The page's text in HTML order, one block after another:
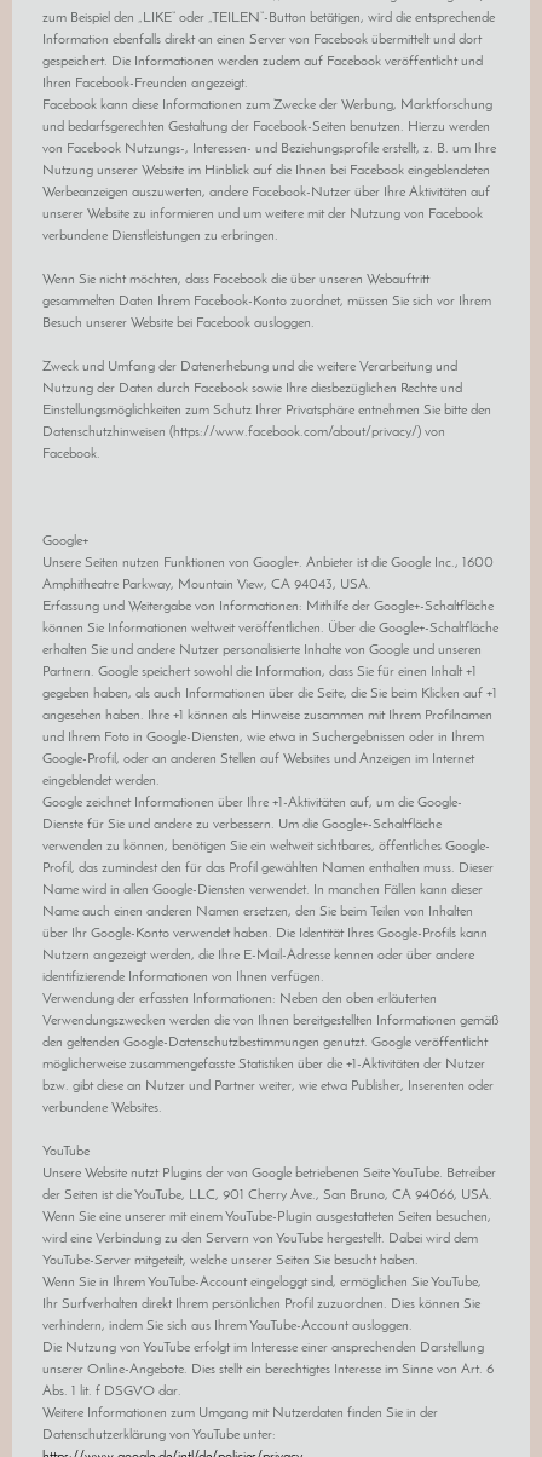
zum Beispiel den „LIKE“ oder „TEILEN“-Button betätigen, wird die entsprechende
Information ebenfalls direkt an einen Server von Facebook übermittelt und dort
gespeichert. Die Informationen werden zudem auf Facebook veröffentlicht und
Ihren Facebook-Freunden angezeigt.
Facebook kann diese Informationen zum Zwecke der Werbung, Marktforschung
und bedarfsgerechten Gestaltung der Facebook-Seiten benutzen. Hierzu werden
von Facebook Nutzungs-, Interessen- und Beziehungsprofile erstellt, z. B. um Ihre
Nutzung unserer Website im Hinblick auf die Ihnen bei Facebook eingeblendeten
Werbeanzeigen auszuwerten, andere Facebook-Nutzer über Ihre Aktivitäten auf
unserer Website zu informieren und um weitere mit der Nutzung von Facebook
verbundene Dienstleistungen zu erbringen.
Wenn Sie nicht möchten, dass Facebook die über unseren Webauftritt
gesammelten Daten Ihrem Facebook-Konto zuordnet, müssen Sie sich vor Ihrem
Besuch unserer Website bei Facebook ausloggen.
Zweck und Umfang der Datenerhebung und die weitere Verarbeitung und
Nutzung der Daten durch Facebook sowie Ihre diesbezüglichen Rechte und
Einstellungsmöglichkeiten zum Schutz Ihrer Privatsphäre entnehmen Sie bitte den
Datenschutzhinweisen (https://www.facebook.com/about/privacy/) von
Facebook.
Google+
Unsere Seiten nutzen Funktionen von Google+. Anbieter ist die Google Inc., 1600
Amphitheatre Parkway, Mountain View, CA 94043, USA.
Erfassung und Weitergabe von Informationen: Mithilfe der Google+-Schaltfläche
können Sie Informationen weltweit veröffentlichen. Über die Google+-Schaltfläche
erhalten Sie und andere Nutzer personalisierte Inhalte von Google und unseren
Partnern. Google speichert sowohl die Information, dass Sie für einen Inhalt +1
gegeben haben, als auch Informationen über die Seite, die Sie beim Klicken auf +1
angesehen haben. Ihre +1 können als Hinweise zusammen mit Ihrem Profilnamen
und Ihrem Foto in Google-Diensten, wie etwa in Suchergebnissen oder in Ihrem
Google-Profil, oder an anderen Stellen auf Websites und Anzeigen im Internet
eingeblendet werden.
Google zeichnet Informationen über Ihre +1-Aktivitäten auf, um die Google-
Dienste für Sie und andere zu verbessern. Um die Google+-Schaltfläche
verwenden zu können, benötigen Sie ein weltweit sichtbares, öffentliches Google-
Profil, das zumindest den für das Profil gewählten Namen enthalten muss. Dieser
Name wird in allen Google-Diensten verwendet. In manchen Fällen kann dieser
Name auch einen anderen Namen ersetzen, den Sie beim Teilen von Inhalten
über Ihr Google-Konto verwendet haben. Die Identität Ihres Google-Profils kann
Nutzern angezeigt werden, die Ihre E-Mail-Adresse kennen oder über andere
identifizierende Informationen von Ihnen verfügen.
Verwendung der erfassten Informationen: Neben den oben erläuterten
Verwendungszwecken werden die von Ihnen bereitgestellten Informationen gemäß
den geltenden Google-Datenschutzbestimmungen genutzt. Google veröffentlicht
möglicherweise zusammengefasste Statistiken über die +1-Aktivitäten der Nutzer
bzw. gibt diese an Nutzer und Partner weiter, wie etwa Publisher, Inserenten oder
verbundene Websites.
YouTube
Unsere Website nutzt Plugins der von Google betriebenen Seite YouTube. Betreiber
der Seiten ist die YouTube, LLC, 901 Cherry Ave., San Bruno, CA 94066, USA.
Wenn Sie eine unserer mit einem YouTube-Plugin ausgestatteten Seiten besuchen,
wird eine Verbindung zu den Servern von YouTube hergestellt. Dabei wird dem
YouTube-Server mitgeteilt, welche unserer Seiten Sie besucht haben.
Wenn Sie in Ihrem YouTube-Account eingeloggt sind, ermöglichen Sie YouTube,
Ihr Surfverhalten direkt Ihrem persönlichen Profil zuzuordnen. Dies können Sie
verhindern, indem Sie sich aus Ihrem YouTube-Account ausloggen.
Die Nutzung von YouTube erfolgt im Interesse einer ansprechenden Darstellung
unserer Online-Angebote. Dies stellt ein berechtigtes Interesse im Sinne von Art. 6
Abs. 1 lit. f DSGVO dar.
Weitere Informationen zum Umgang mit Nutzerdaten finden Sie in der
Datenschutzerklärung von YouTube unter: